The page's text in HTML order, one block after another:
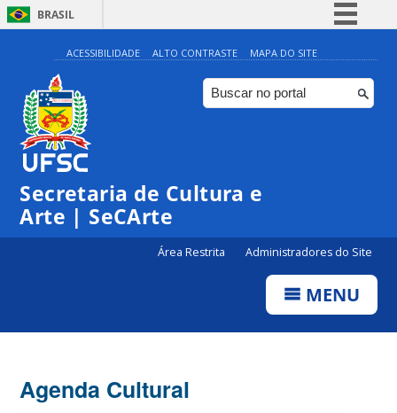
BRASIL
Simplifique!
Comunica BR
Participe
ACESSIBILIDADE ALTO CONTRASTE MAPA DO SITE
Secretaria de Cultura e
Arte | SeCArte
Área Restrita Administradores do Site
MENU
Agenda Cultural